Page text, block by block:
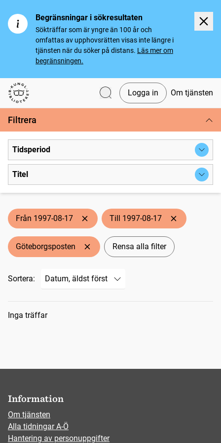
Begränsningar i sökresultaten
Sökträffar som är yngre än 100 år och
omfattas av upphovsrätten visas inte längre i
tjänsten när du söker på distans. Läs mer om
begränsningen.
Svenska tidningar
Logga in Om tjänsten
Filtrera
Tidsperiod
Titel
Från 1997-08-17 Till 1997-08-17
Göteborgsposten Rensa alla filter
Sortera:
Sökresultat
Inga träffar
Information
Om tjänsten
Alla tidningar A-Ö
Hantering av personuppgifter